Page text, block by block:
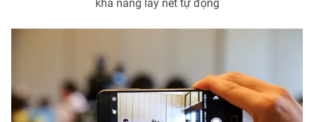
khả năng lấy nét tự động